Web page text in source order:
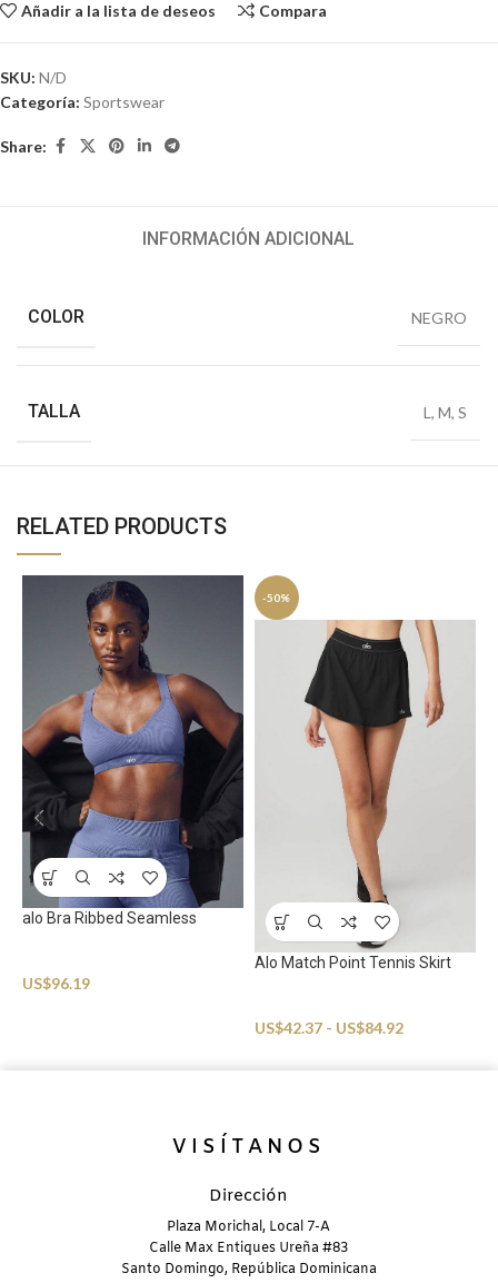
Añadir a la lista de deseos Compara
SKU: N/D
Categoría: Sportswear
Share:
INFORMACIÓN ADICIONAL
COLOR NEGRO
TALLA L,M,S
RELATED PRODUCTS
alo Bra Ribbed Seamless
US$96.19
-50%
Alo Match Point Tennis Skirt
US$42.37 - US$84.92
VISÍTANOS
Dirección
Plaza Morichal, Local 7-A
Calle Max Entiques Ureña #83
Santo Domingo, República Dominicana